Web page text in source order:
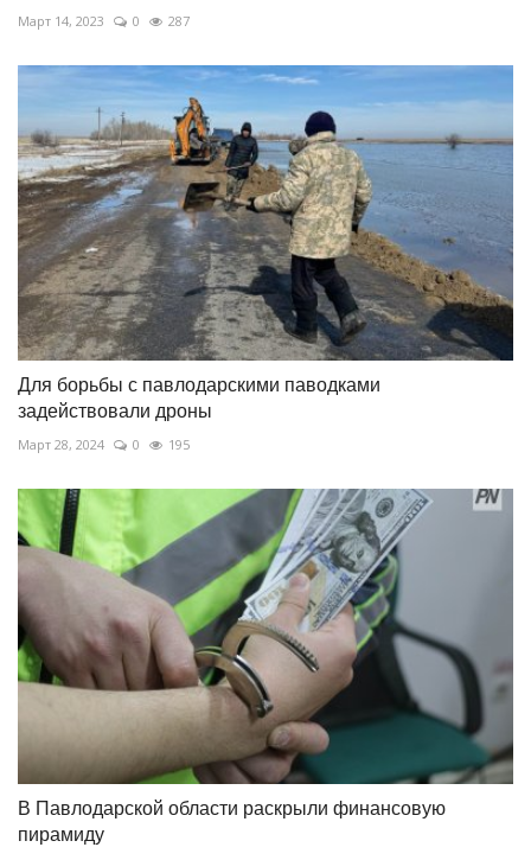
Март 14, 2023 0 287
Для борьбы с павлодарскими паводками
задействовали дроны
Март 28, 2024 0 195
В Павлодарской области раскрыли финансовую
пирамиду